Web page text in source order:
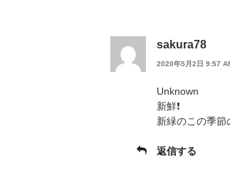
sakura78
2020年5月2日 9:57
Unknown
新鮮❗
新緑のこの季
返信する